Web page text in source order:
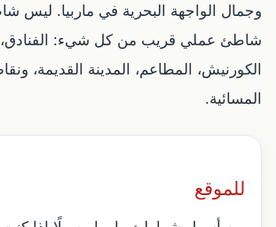
وجمال الواجهة البحرية في ماربيا. ليس
شاطئ عملي قريب من كل شيء: الفنادق،
الكورنيش، المطاعم، المدينة القديمة،
المسائية.
للموقع